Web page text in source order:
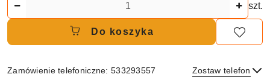
szt.
Do koszyka
Zamówienie telefoniczne: 533293557 Zostaw telefon